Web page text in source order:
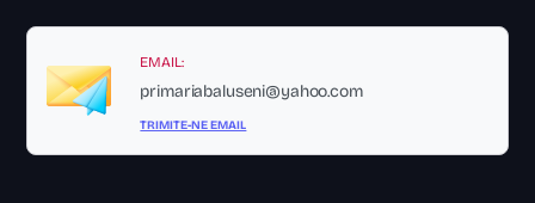
EMAIL:
primariabaluseni@yahoo.com
TRIMITE-NE EMAIL